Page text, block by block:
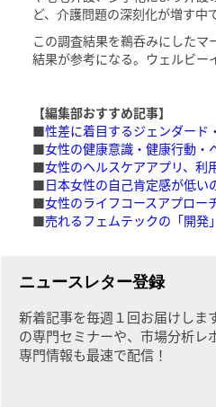
ど、介護問題の深刻化が増す中
この調査結果を鵜呑みにした
結果が参考になる。ウェルビー
【編集部おすすめ記事】
■性差に着目するジェンダード
■女性の健康意識・健康行動・
■女性のヘルスケアアプリ、利
■日本女性の自己肯定感が低
■女性のライフコースアプロ
■売れるフェムテックの「開
ニュースレター登録
新着記事を毎週１回お届けしま
の専門セミナーや、市場分析レ
専門情報も最速で配信！